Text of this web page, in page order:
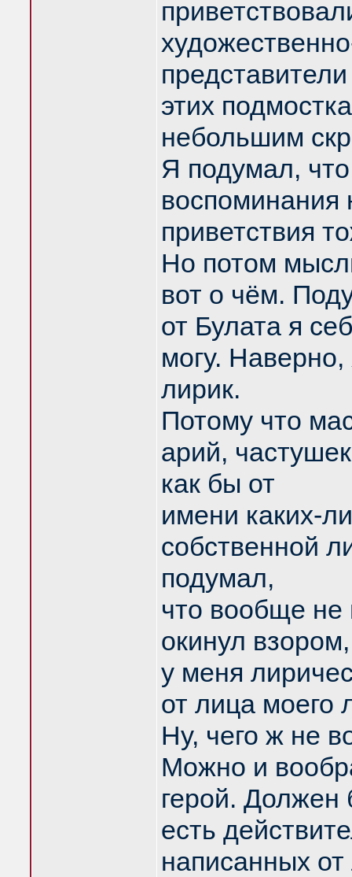
этих
небольшим
Я подумал,
воспоминания
приветствия
Но потом
вот о чём.
от Булата я
могу.
лирик.
Потому что
арий,
как бы от
имени каких-
собственной
подумал,
что вообще не
окинул
у меня
от лица моего
Ну, чего ж не
Можно и
герой. Должен
есть
написанных от